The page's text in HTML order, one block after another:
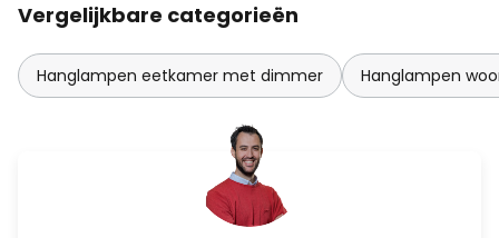
Vergelijkbare categorieën
Hanglampen eetkamer met dimmer Hanglampen